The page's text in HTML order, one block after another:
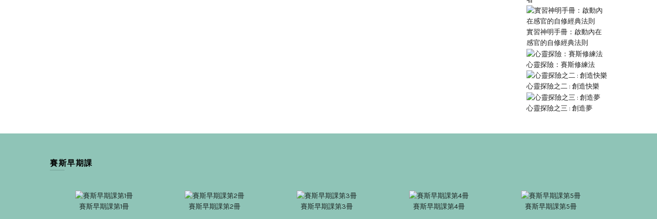
實習神明手冊：啟動內在
感官的自修經典法則
心靈探險：賽斯修練法
心靈探險之二 : 創造快樂
心靈探險之三 : 創造夢
賽斯早期課
賽斯早期課第1冊 賽斯早期課第2冊 賽斯早期課第3冊 賽斯早期課第4冊 賽斯早期課第5冊